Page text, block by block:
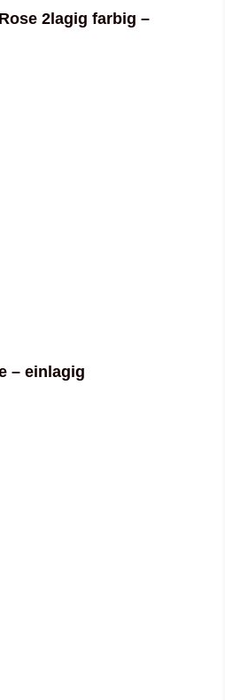
2lagig farbig –
– einlagig